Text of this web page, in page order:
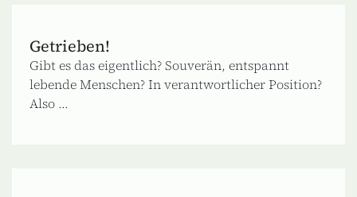
Getrieben!
Gibt es das eigentlich? Souverän, entspannt
lebende Menschen? In verantwortlicher Position?
Also ...